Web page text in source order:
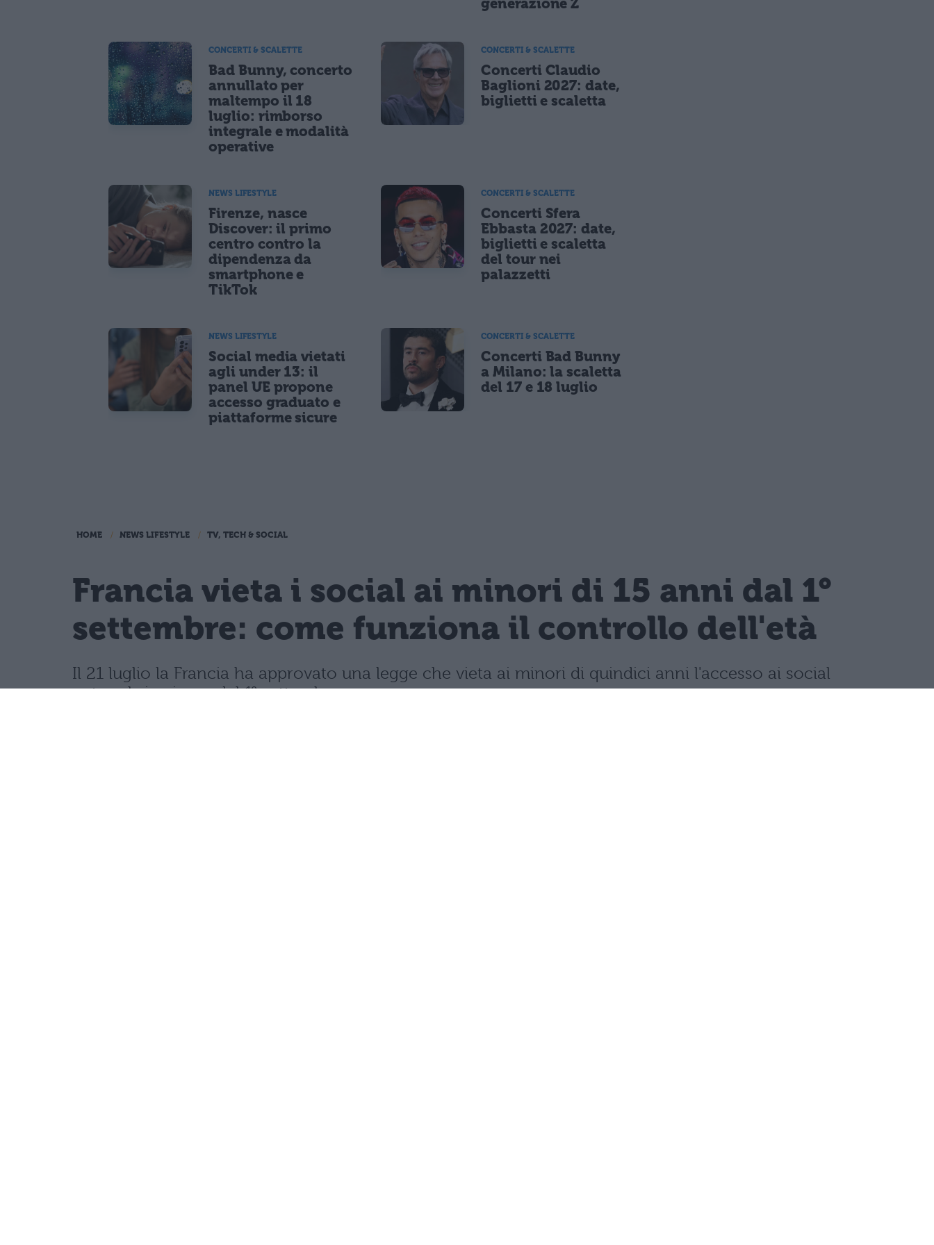
generazione Z
CONCERTI & SCALETTE
Bad Bunny, concerto
annullato per
maltempo il 18
luglio: rimborso
integrale e modalità
operative
CONCERTI & SCALETTE
Concerti Claudio
Baglioni 2027: date,
biglietti e scaletta
NEWS LIFESTYLE
Firenze, nasce
Discover: il primo
centro contro la
dipendenza da
smartphone e
TikTok
CONCERTI & SCALETTE
Concerti Sfera
Ebbasta 2027: date,
biglietti e scaletta
del tour nei
palazzetti
NEWS LIFESTYLE
Social media vietati
agli under 13: il
panel UE propone
accesso graduato e
piattaforme sicure
CONCERTI & SCALETTE
Concerti Bad Bunny
a Milano: la scaletta
del 17 e 18 luglio
HOME NEWS LIFESTYLE TV, TECH & SOCIAL
Francia vieta i social ai minori di 15 anni dal 1°
settembre: come funziona il controllo dell'età
Il 21 luglio la Francia ha approvato una legge che vieta ai minori di quindici anni l'accesso ai social
network, in vigore dal 1° settembre.